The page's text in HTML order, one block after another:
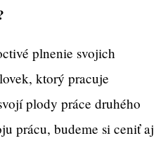
plnenie svojich
ktorý pracuje
plody práce druhého
prácu, budeme si ceniť aj